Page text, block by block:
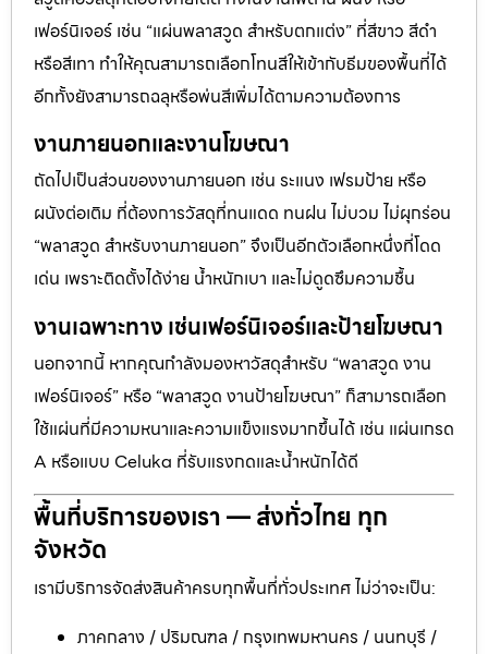
เฟอร์นิเจอร์ เช่น “แผ่นพลาสวูด สำหรับตกแต่ง” ที่สีขาว สีดำ
หรือสีเทา ทำให้คุณสามารถเลือกโทนสีให้เข้ากับธีมของพื้นที่ได้
อีกทั้งยังสามารถฉลุหรือพ่นสีเพิ่มได้ตามความต้องการ
งานภายนอกและงานโฆษณา
ถัดไปเป็นส่วนของงานภายนอก เช่น ระแนง เฟรมป้าย หรือ
ผนังต่อเติม ที่ต้องการวัสดุที่ทนแดด ทนฝน ไม่บวม ไม่ผุกร่อน
“พลาสวูด สำหรับงานภายนอก” จึงเป็นอีกตัวเลือกหนึ่งที่โดด
เด่น เพราะติดตั้งได้ง่าย น้ำหนักเบา และไม่ดูดซึมความชื้น
งานเฉพาะทาง เช่นเฟอร์นิเจอร์และป้ายโฆษณา
นอกจากนี้ หากคุณกำลังมองหาวัสดุสำหรับ “พลาสวูด งาน
เฟอร์นิเจอร์” หรือ “พลาสวูด งานป้ายโฆษณา” ก็สามารถเลือก
ใช้แผ่นที่มีความหนาและความแข็งแรงมากขึ้นได้ เช่น แผ่นเกรด
A หรือแบบ Celuka ที่รับแรงกดและน้ำหนักได้ดี
พื้นที่บริการของเรา — ส่งทั่วไทย ทุก
จังหวัด
เรามีบริการจัดส่งสินค้าครบทุกพื้นที่ทั่วประเทศ ไม่ว่าจะเป็น:
ภาคกลาง / ปริมณฑล / กรุงเทพมหานคร / นนทบุรี /